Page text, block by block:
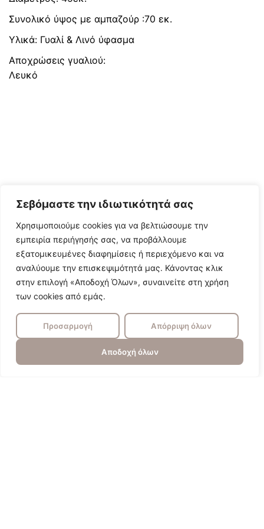
Σεβόμαστε την ιδιωτικότητά σας
Χρησιμοποιούμε cookies για να βελτιώσουμε την
εμπειρία περιήγησής σας, να προβάλλουμε
εξατομικευμένες διαφημίσεις ή περιεχόμενο και να
αναλύουμε την επισκεψιμότητά μας. Κάνοντας κλικ
στην επιλογή «Αποδοχή Όλων», συναινείτε στη χρήση
των cookies από εμάς.
Προσαρμογή Απόρριψη όλων
Αποδοχή όλων
580 €.
είναι:
490 €.
Συνολικό ύψος με αμπαζούρ :70 εκ.
Υλικά: Γυαλί & Λινό ύφασμα
Αποχρώσεις γυαλιού:
Λευκό